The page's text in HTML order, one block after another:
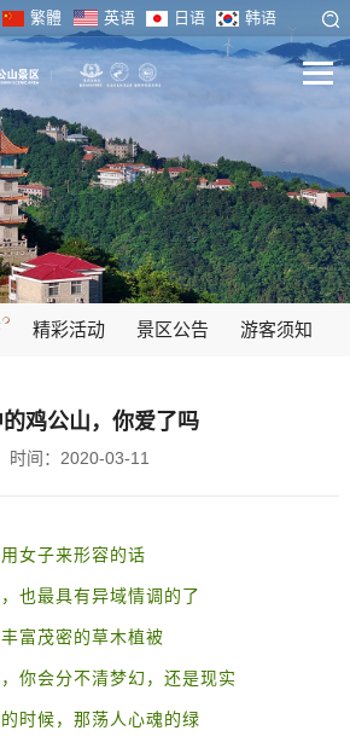
繁體 英语 日语 韩语
精彩活动 景区公告 游客须知
鸡公山，你爱了吗
时间：2020-03-11
女子来形容的话
也最具有异域情调的了
富茂密的草木植被
你会分不清梦幻，还是现实
时候，那荡人心魂的绿